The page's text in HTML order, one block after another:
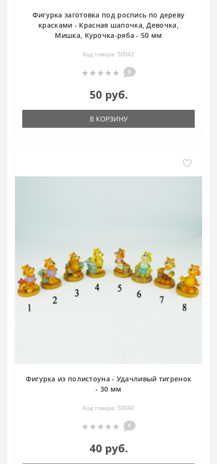
Фигурка заготовка под роспись по дереву
красками - Красная шапочка, Девочка,
Мишка, Курочка-ряба - 50 мм
Код товара: 50042
0
50 руб.
В КОРЗИНУ
Фигурка из полистоуна - Удачливый тигренок
- 30 мм
Код товара: 50040
0
40 руб.